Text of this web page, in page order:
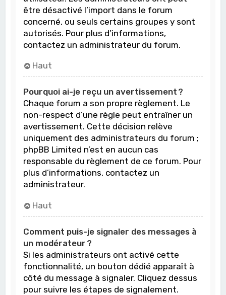
être désactivé l’import dans le forum
concerné, ou seuls certains groupes y sont
autorisés. Pour plus d’informations,
contactez un administrateur du forum.
Haut
Pourquoi ai-je reçu un avertissement ?
Chaque forum a son propre règlement. Le
non-respect d’une règle peut entraîner un
avertissement. Cette décision relève
uniquement des administrateurs du forum ;
phpBB Limited n’est en aucun cas
responsable du règlement de ce forum. Pour
plus d’informations, contactez un
administrateur.
Haut
Comment puis-je signaler des messages à
un modérateur ?
Si les administrateurs ont activé cette
fonctionnalité, un bouton dédié apparaît à
côté du message à signaler. Cliquez dessus
pour suivre les étapes de signalement.